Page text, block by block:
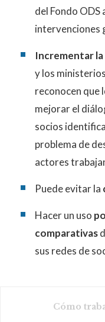
del Fondo ODS
intervenciones
Incrementar
y los
reconocen que
mejorar el
socios
problema de
actores
Puede evitar la
Hacer un uso
comparativas
sus redes de
Cómo